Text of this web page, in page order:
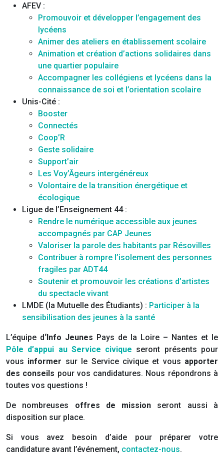
AFEV :
Promouvoir et développer l’engagement des
lycéens
Animer des ateliers en établissement scolaire
Animation et création d’actions solidaires dans
une quartier populaire
Accompagner les collégiens et lycéens dans la
connaissance de soi et l’orientation scolaire
Unis-Cité :
Booster
Connectés
Coop’R
Geste solidaire
Support’air
Les Voy’Âgeurs intergénéreux
Volontaire de la transition énergétique et
écologique
Ligue de l’Enseignement 44 :
Rendre le numérique accessible aux jeunes
accompagnés par CAP Jeunes
Valoriser la parole des habitants par Résovilles
Contribuer à rompre l’isolement des personnes
fragiles par ADT44
Soutenir et promouvoir les créations d’artistes
du spectacle vivant
LMDE (la Mutuelle des Étudiants) : Participer à la
sensibilisation des jeunes à la santé
L’équipe d‘Info Jeunes Pays de la Loire – Nantes et le
Pôle d’appui au Service civique seront présents pour
vous informer sur le Service civique et vous apporter
des conseils pour vos candidatures. Nous répondrons à
toutes vos questions !
De nombreuses offres de mission seront aussi à
disposition sur place.
Si vous avez besoin d’aide pour préparer votre
candidature avant l’événement, contactez-nous.